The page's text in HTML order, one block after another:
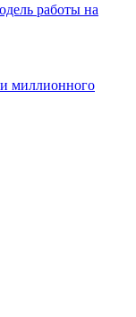
работы на
миллионного